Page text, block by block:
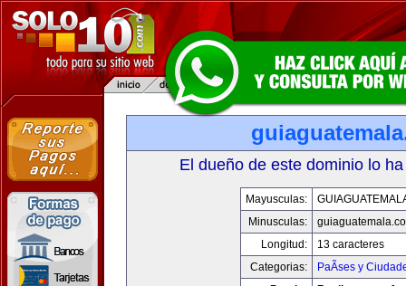
El dueño de este dominio lo
Mayusculas:
Minusculas:
Longitud:
13 caracteres
Categorias:
PaÃ­ses y